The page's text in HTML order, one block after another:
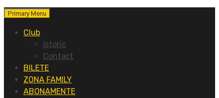
Primary Menu
Club
Istoric
Contact
BILETE
ZONA FAMILY
ABONAMENTE